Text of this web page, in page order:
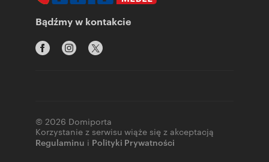
Bądźmy w kontakcie
© 2026 Domiporta
Korzystanie z serwisu wiąże się z akceptacją
Regulaminu i Polityki Prywatności